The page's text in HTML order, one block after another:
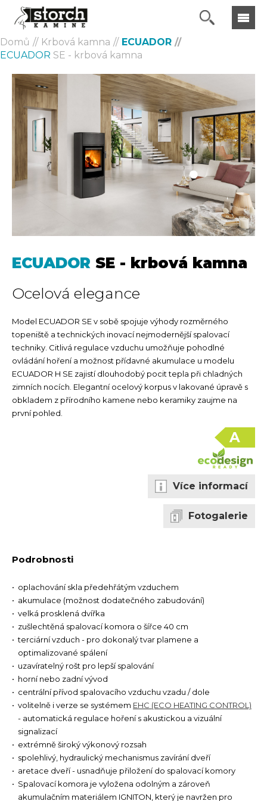
Domů Krbová kamna
ECUADOR
ECUADOR SE - krbová kamna
ECUADOR SE - krbová kamna
Ocelová elegance
Model ECUADOR SE v sobě spojuje výhody rozměrného
topeniště a technických inovací nejmodernější spalovací
techniky. Citlivá regulace vzduchu umožňuje pohodlné
ovládání hoření a možnost přídavné akumulace u modelu
ECUADOR H SE zajistí dlouhodobý pocit tepla při chladných
zimních nocích. Elegantní ocelový korpus v lakované úpravě s
obkladem z přírodního kamene nebo keramiky zaujme na
první pohled.
A
Více informací
Fotogalerie
Podrobnosti
oplachování skla předehřátým vzduchem
akumulace (možnost dodatečného zabudování)
velká prosklená dvířka
zušlechtěná spalovací komora o šířce 40 cm
terciární vzduch - pro dokonalý tvar plamene a
optimalizované spálení
uzavíratelný rošt pro lepší spalování
horní nebo zadní vývod
centrální přívod spalovacího vzduchu vzadu / dole
volitelně i verze se systémem EHC (ECO HEATING CONTROL)
- automatická regulace hoření s akustickou a vizuální
signalizací
extrémně široký výkonový rozsah
spolehlivý, hydraulický mechanismus zavírání dveří
aretace dveří - usnadňuje přiložení do spalovací komory
Spalovací komora je vyložena odolným a zároveň
akumulačním materiálem IGNITON, který je navržen pro